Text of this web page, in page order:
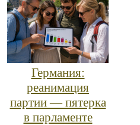
Германия:
реанимация
партии — пятерка
в парламенте